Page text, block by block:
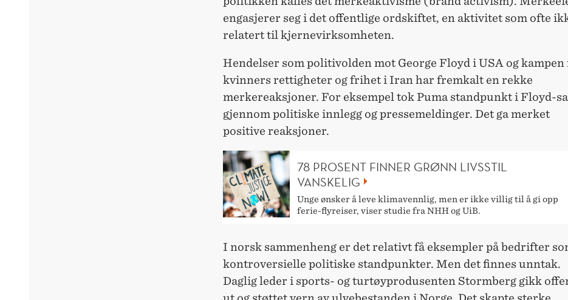
engasjerer seg i det offentlige ordskiftet, en aktivitet som ofte
relatert til kjernevirksomheten.
Hendelser som politivolden mot George Floyd i USA og kampen
kvinners rettigheter og frihet i Iran har fremkalt en rekke
merkereaksjoner. For eksempel tok Puma standpunkt i Floyd-
gjennom politiske innlegg og pressemeldinger. Det ga merket
positive reaksjoner.
78 PROSENT FINNER GRØNN LIVSSTIL
VANSKELIG
Unge ønsker å leve klimavennlig, men er ikke villig til å gi opp
ferie-flyreiser, viser studie fra NHH og UiB.
I norsk sammenheng er det relativt få eksempler på bedrifter
kontroversielle politiske standpunkter. Men det finnes unntak.
Daglig leder i sports- og turtøyprodusenten Stormberg gikk